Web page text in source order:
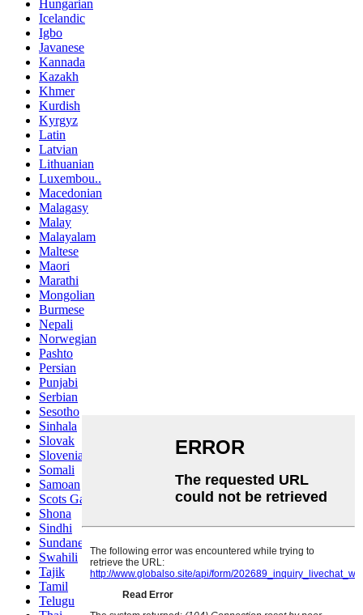
Hungarian
Icelandic
Igbo
Javanese
Kannada
Kazakh
Khmer
Kurdish
Kyrgyz
Latin
Latvian
Lithuanian
Luxembou..
Macedonian
Malagasy
Malay
Malayalam
Maltese
Maori
Marathi
Mongolian
Burmese
Nepali
Norwegian
Pashto
Persian
Punjabi
Serbian
Sesotho
Sinhala
Slovak
Slovenian
Somali
Samoan
Scots Gaelic
Shona
Sindhi
Sundanese
Swahili
Tajik
Tamil
Telugu